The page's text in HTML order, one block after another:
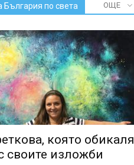
България по света ОЩЕ
която обикаля
своите изложби